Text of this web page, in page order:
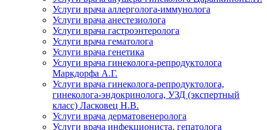
Услуги врача аллерголога-иммунолога
Услуги врача анестезиолога
Услуги врача гастроэнтеролога
Услуги врача гематолога
Услуги врача генетика
Услуги врача гинеколога-репродуктолога
Маркдорфа А.Г.
Услуги врача гинеколога-репродуктолога,
гинеколога-эндокринолога, УЗД (экспертный
класс) Ласковец Н.В.
Услуги врача дерматовенеролога
Услуги врача инфекциониста, гепатолога